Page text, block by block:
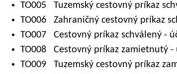
TO005 Tuzemský cestovný príkaz
TO006 Zahraničný cestovný príkaz
TO007 Cestovný príkaz schválený -
TO008 Cestovný príkaz zamietnutý -
TO009 Tuzemský cestovný príkaz